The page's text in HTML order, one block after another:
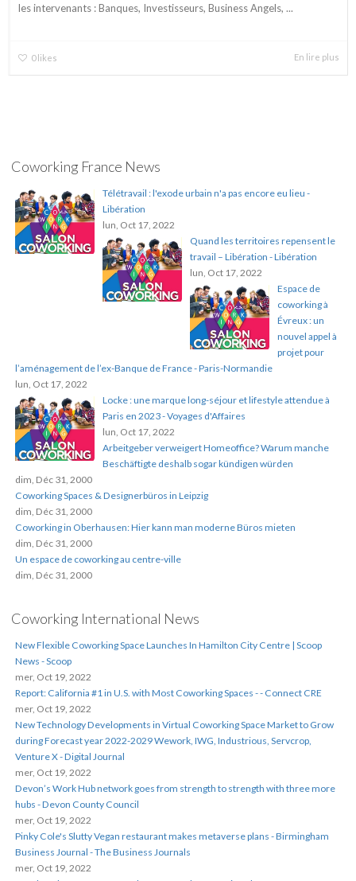
les intervenants : Banques, Investisseurs, Business Angels, ...
0 likes En lire plus
Coworking France News
Télétravail : l'exode urbain n'a pas encore eu lieu -
Libération
lun, Oct 17, 2022
Quand les territoires repensent le
travail – Libération - Libération
lun, Oct 17, 2022
Espace de
coworking à
Évreux : un
nouvel appel à
projet pour
l’aménagement de l’ex-Banque de France - Paris-Normandie
lun, Oct 17, 2022
Locke : une marque long-séjour et lifestyle attendue à
Paris en 2023 - Voyages d'Affaires
lun, Oct 17, 2022
Arbeitgeber verweigert Homeoffice? Warum manche
Beschäftigte deshalb sogar kündigen würden
dim, Déc 31, 2000
Coworking Spaces & Designerbüros in Leipzig
dim, Déc 31, 2000
Coworking in Oberhausen: Hier kann man moderne Büros mieten
dim, Déc 31, 2000
Un espace de coworking au centre-ville
dim, Déc 31, 2000
Coworking International News
New Flexible Coworking Space Launches In Hamilton City Centre | Scoop
News - Scoop
mer, Oct 19, 2022
Report: California #1 in U.S. with Most Coworking Spaces - - Connect CRE
mer, Oct 19, 2022
New Technology Developments in Virtual Coworking Space Market to Grow
during Forecast year 2022-2029 Wework, IWG, Industrious, Servcrop,
Venture X - Digital Journal
mer, Oct 19, 2022
Devon’s Work Hub network goes from strength to strength with three more
hubs - Devon County Council
mer, Oct 19, 2022
Pinky Cole's Slutty Vegan restaurant makes metaverse plans - Birmingham
Business Journal - The Business Journals
mer, Oct 19, 2022